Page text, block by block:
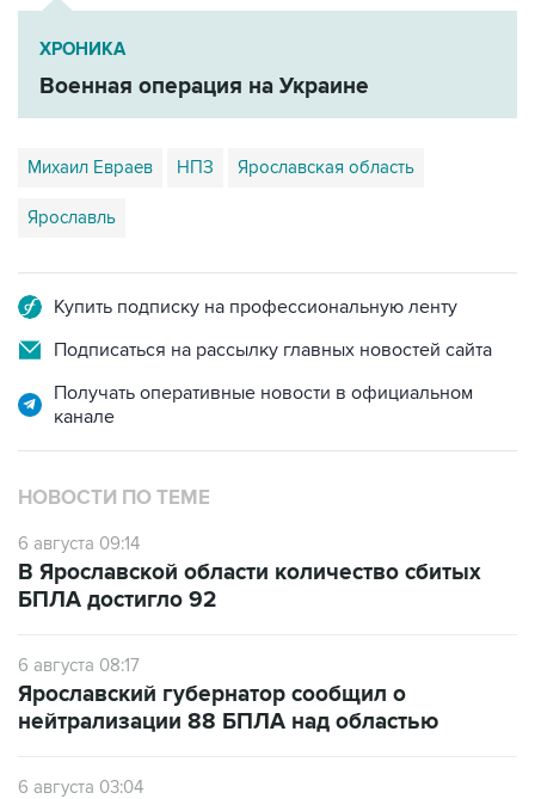
ХРОНИКА
Военная операция на Украине
Михаил Евраев НПЗ Ярославская область
Ярославль
Купить подписку на профессиональную ленту
Подписаться на рассылку главных новостей сайта
Получать оперативные новости в официальном
канале
НОВОСТИ ПО ТЕМЕ
6 августа 09:14
В Ярославской области количество сбитых
БПЛА достигло 92
6 августа 08:17
Ярославский губернатор сообщил о
нейтрализации 88 БПЛА над областью
6 августа 03:04